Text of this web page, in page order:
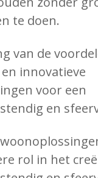
te doen.
van de
innovatieve
voor een
en
rol in het